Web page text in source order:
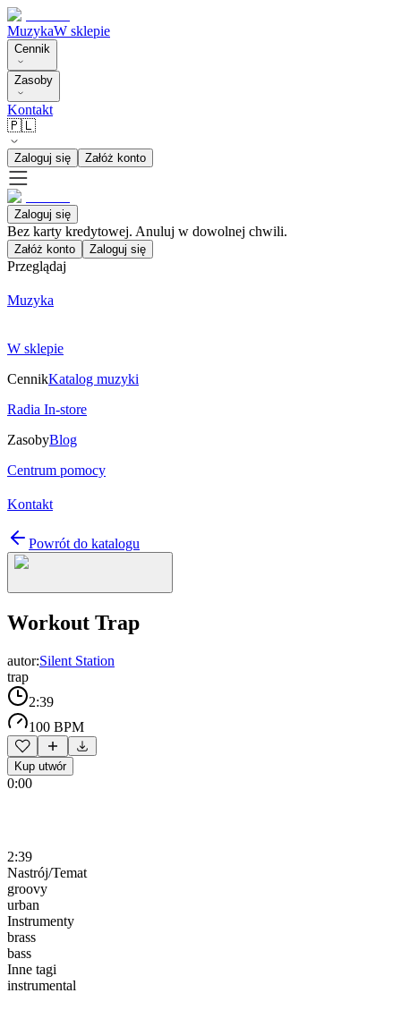
MuzykaW sklepie
Cennik
Zasoby
Kontakt
🇵🇱
Zaloguj się Załóż konto
Zaloguj się
Bez karty kredytowej. Anuluj w dowolnej chwili.
Załóż konto Zaloguj się
Przeglądaj
Muzyka
W sklepie
CennikKatalog muzyki
Radia In-store
ZasobyBlog
Centrum pomocy
Kontakt
Powrót do katalogu
Workout Trap
autor:Silent Station
trap
2:39
100 BPM
Kup utwór
0:00
2:39
Nastrój/Temat
groovy
urban
Instrumenty
brass
bass
Inne tagi
instrumental